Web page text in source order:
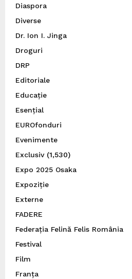
Diaspora
Diverse
Dr. Ion I. Jinga
Droguri
DRP
Editoriale
Educație
Esențial
EUROfonduri
Evenimente
Exclusiv(1,530)
Expo 2025 Osaka
Expoziție
Externe
FADERE
Federația Felină Felis România
Festival
Film
Franța